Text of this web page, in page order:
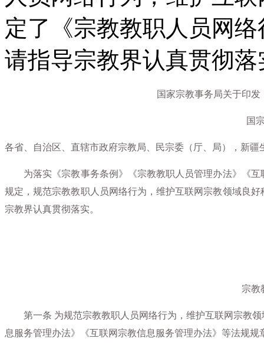
定了《宗教教职人员网
请指导宗教界认真贯彻落
国家宗教事务局关于印
国
各省、自治区、直辖市政府宗教局、民宗委（厅、局），新疆
为落实《宗教事务条例》《宗教教职人员管理办法》《互
规定，规范宗教教职人员网络行为，维护互联网宗教领域良
宗教界认真贯彻落实。
宗教
第一条 为规范宗教教职人员网络行为，维护互联网宗教
息服务管理办法》《互联网宗教信息服务管理办法》等法规规